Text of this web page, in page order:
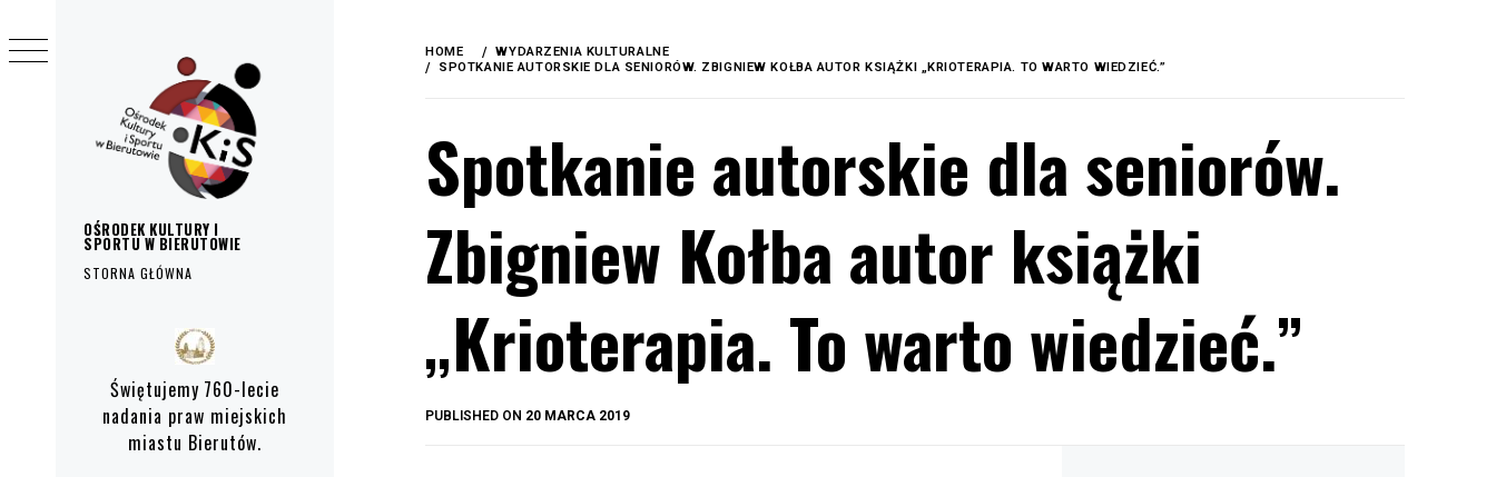
OŚRODEK KULTURY I
SPORTU W BIERUTOWIE
STORNA GŁÓWNA
Świętujemy 760-lecie
nadania praw miejskich
miastu Bierutów.
HOME
WYDARZENIA KULTURALNE
SPOTKANIE AUTORSKIE DLA SENIORÓW. ZBIGNIEW KOŁBA AUTOR KSIĄŻKI „KRIOTERAPIA. TO WARTO WIEDZIEĆ.”
Spotkanie autorskie dla seniorów.
Zbigniew Kołba autor książki
„Krioterapia. To warto wiedzieć.”
PUBLISHED ON 20 MARCA 2019